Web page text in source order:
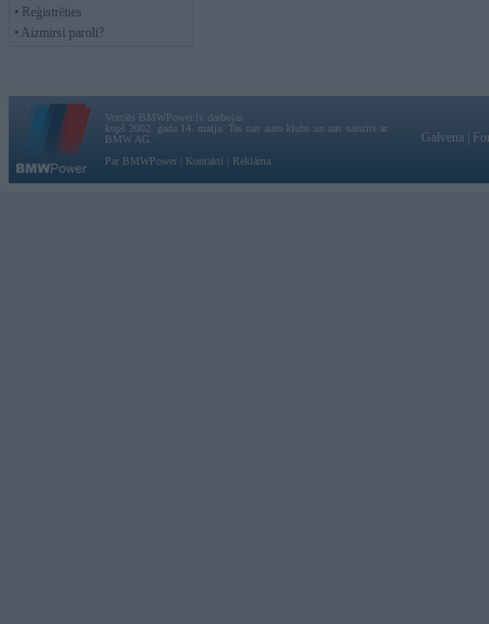
• Reģistrēties
• Aizmirsi paroli?
Vortāls BMWPower.lv darbojas
kopš 2002. gada 14. maija. Tas nav auto klubs un nav saistīts ar
BMW AG.
Par BMWPower
Kontakti Reklāma
Galvena